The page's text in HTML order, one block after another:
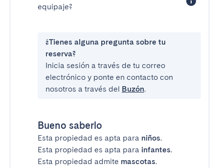
equipaje?
¿Tienes alguna pregunta sobre tu
reserva?
Inicia sesión a través de tu correo
electrónico y ponte en contacto con
nosotros a través del Buzón.
Bueno saberlo
Esta propiedad es apta para niños.
Esta propiedad es apta para infantes.
Esta propiedad admite mascotas.